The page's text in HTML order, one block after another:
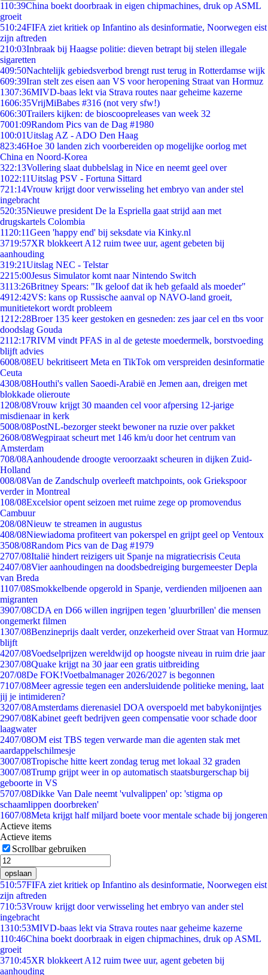
110:39China boekt doorbraak in eigen chipmachines, druk op ASML
groeit
510:24FIFA ziet kritiek op Infantino als desinformatie, Noorwegen eist
zijn aftreden
210:03Inbraak bij Haagse politie: dieven betrapt bij stelen illegale
sigaretten
409:50Nachtelijk gebiedsverbod brengt rust terug in Rotterdamse wijk
609:39Iran stelt zes eisen aan VS voor heropening Straat van Hormuz
1307:36MIVD-baas lekt via Strava routes naar geheime kazerne
1606:35VrijMiBabes #316 (not very sfw!)
606:30Trailers kijken: de bioscoopreleases van week 32
7001:09Random Pics van de Dag #1980
100:01Uitslag AZ - ADO Den Haag
823:46Hoe 30 landen zich voorbereiden op mogelijke oorlog met
China en Noord-Korea
322:13Vollering slaat dubbelslag in Nice en neemt geel over
1022:11Uitslag PSV - Fortuna Sittard
721:14Vrouw krijgt door verwisseling het embryo van ander stel
ingebracht
520:35Nieuwe president De la Espriella gaat strijd aan met
drugskartels Colombia
11 20:11Geen 'happy end' bij seksdate via Kinky.nl
3719:57XR blokkeert A12 ruim twee uur, agent gebeten bij
aanhouding
319:21Uitslag NEC - Telstar
2215:00Jesus Simulator komt naar Nintendo Switch
3113:26Britney Spears: "Ik geloof dat ik heb gefaald als moeder"
4912:42VS: kans op Russische aanval op NAVO-land groeit,
munitietekort wordt probleem
1212:28Broer 135 keer gestoken en gesneden: zes jaar cel en tbs voor
doodslag Gouda
2112:17RIVM vindt PFAS in al de geteste moedermelk, borstvoeding
blijft advies
6008/08EU bekritiseert Meta en TikTok om verspreiden desinformatie
Ceuta
4308/08Houthi's vallen Saoedi-Arabië en Jemen aan, dreigen met
blokkade olieroute
1208/08Vrouw krijgt 30 maanden cel voor afpersing 12-jarige
misdienaar in kerk
5008/08PostNL-bezorger steekt bewoner na ruzie over pakket
2608/08Wegpiraat scheurt met 146 km/u door het centrum van
Amsterdam
708/08Aanhoudende droogte veroorzaakt scheuren in dijken Zuid-
Holland
008/08Van de Zandschulp overleeft matchpoints, ook Griekspoor
verder in Montreal
108/08Excelsior opent seizoen met ruime zege op promovendus
Cambuur
208/08Nieuw te streamen in augustus
408/08Niewiadoma profiteert van pokerspel en grijpt geel op Ventoux
3508/08Random Pics van de Dag #1979
2707/08Italië hindert reizigers uit Spanje na migratiecrisis Ceuta
2407/08Vier aanhoudingen na doodsbedreiging burgemeester Depla
van Breda
1107/08Smokkelbende opgerold in Spanje, verdienden miljoenen aan
migranten
3907/08CDA en D66 willen ingrijpen tegen 'gluurbrillen' die mensen
ongemerkt filmen
1307/08Benzineprijs daalt verder, onzekerheid over Straat van Hormuz
blijft
4207/08Voedselprijzen wereldwijd op hoogste niveau in ruim drie jaar
2307/08Quake krijgt na 30 jaar een gratis uitbreiding
207/08De FOK!Voetbalmanager 2026/2027 is begonnen
7107/08Meer agressie tegen een andersluidende politieke mening, laat
jij je intimideren?
3207/08Amsterdams dierenasiel DOA overspoeld met babykonijntjes
2907/08Kabinet geeft bedrijven geen compensatie voor schade door
laagwater
2407/08OM eist TBS tegen verwarde man die agenten stak met
aardappelschilmesje
3007/08Tropische hitte keert zondag terug met lokaal 32 graden
3007/08Trump grijpt weer in op automatisch staatsburgerschap bij
geboorte in VS
5707/08Dikke Van Dale neemt 'vulvalippen' op: 'stigma op
schaamlippen doorbreken'
1607/08Meta krijgt half miljard boete voor mentale schade bij jongeren
Actieve items
Actieve items
Scrollbar gebruiken
opslaan
510:57FIFA ziet kritiek op Infantino als desinformatie, Noorwegen eist
zijn aftreden
710:53Vrouw krijgt door verwisseling het embryo van ander stel
ingebracht
1310:53MIVD-baas lekt via Strava routes naar geheime kazerne
110:46China boekt doorbraak in eigen chipmachines, druk op ASML
groeit
3710:45XR blokkeert A12 ruim twee uur, agent gebeten bij
aanhouding